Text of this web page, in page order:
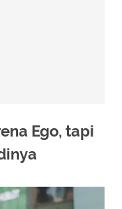
Ego, tapi